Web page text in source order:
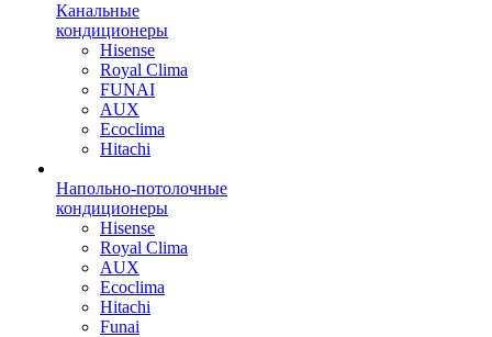
Канальные
кондиционеры
Hisense
Royal Clima
FUNAI
AUX
Ecoclima
Hitachi
Напольно-потолочные
кондиционеры
Hisense
Royal Clima
AUX
Ecoclima
Hitachi
Funai